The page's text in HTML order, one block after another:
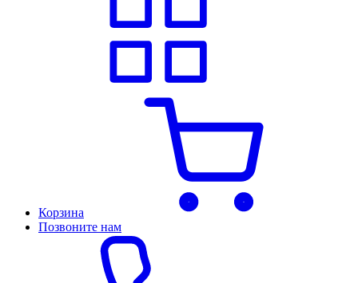
Корзина
Позвоните нам